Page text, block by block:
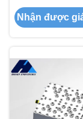
Diplexer
DUP-2517/
Nhận được